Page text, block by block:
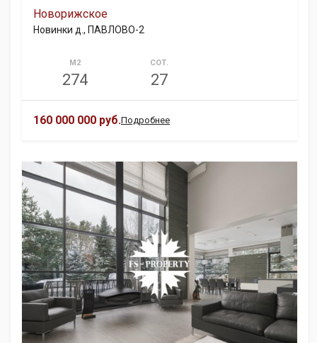
Новорижское
Новинки д., ПАВЛОВО-2
М2
274
СОТ.
27
160 000 000 руб.Подробнее